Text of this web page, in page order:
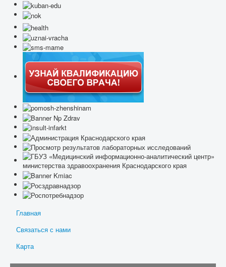
Главная
Связаться с нами
Карта